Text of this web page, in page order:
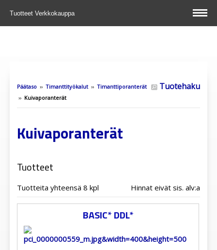
Tuotteet Verkkokauppa
Tuotehaku
Päätaso ›› Timanttityökalut›› Timanttiporanterät
›› Kuivaporanterät
Kuivaporanterät
Tuotteet
Tuotteita yhteensä 8 kpl Hinnat eivät sis. alv:a
BASIC* DDL*